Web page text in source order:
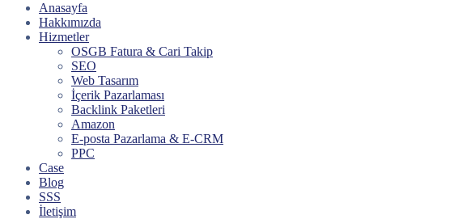
Anasayfa
Hakkımızda
Hizmetler
OSGB Fatura & Cari Takip
SEO
Web Tasarım
İçerik Pazarlaması
Backlink Paketleri
Amazon
E-posta Pazarlama & E-CRM
PPC
Case
Blog
SSS
İletişim